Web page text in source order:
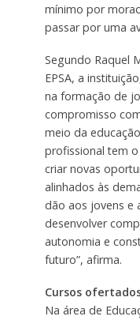
mínimo por
passar por uma
Segundo Raquel
EPSA, a
na formação de
compromisso
meio da
profissional tem
criar novas
alinhados às
dão aos jovens e
desenvolver
autonomia e
futuro”, afirma.
Cursos
Na área de